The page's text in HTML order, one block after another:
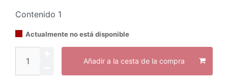
Contenido 1
Actualmente no está disponible
Añadir a la cesta de la compra